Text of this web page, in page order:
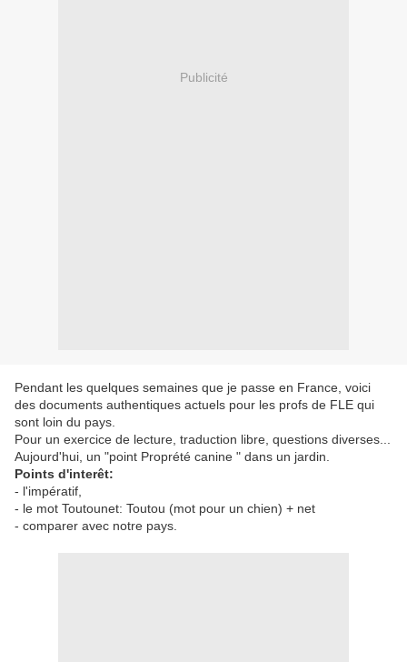
Publicité
Pendant les quelques semaines que je passe en France, voici
des documents authentiques actuels pour les profs de FLE qui
sont loin du pays.
Pour un exercice de lecture, traduction libre, questions diverses...
Aujourd'hui, un "point Proprété canine " dans un jardin.
Points d'interêt:
- l'impératif,
- le mot Toutounet: Toutou (mot pour un chien) + net
- comparer avec notre pays.